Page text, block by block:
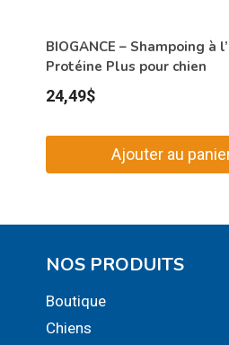
BIOGANCE – Shampoing à
Protéine Plus pour chien
24,49$
Ajouter au
NOS PRODUITS
Boutique
Chiens